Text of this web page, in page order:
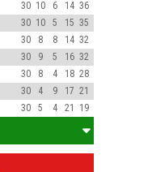
30 10 6 14 36
30 10 5 15 35
30 8 8 14 32
30 9 5 16 32
30 8 4 18 28
30 4 9 17 21
30 5 4 21 19